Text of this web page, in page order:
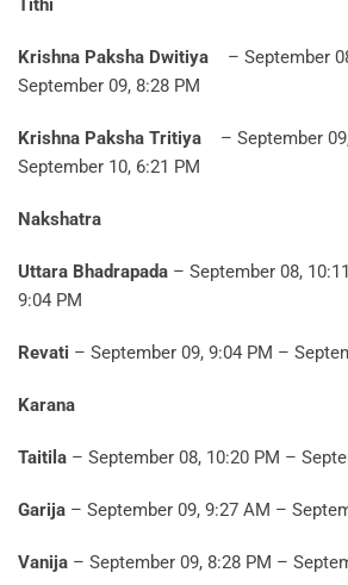
Tithi
Krishna Paksha Dwitiya
– September
September 09, 8:28 PM
Krishna Paksha Tritiya
– September
September 10, 6:21 PM
Nakshatra
Uttara Bhadrapada – September 08,
9:04 PM
Revati – September 09, 9:04 PM –
Karana
Taitila – September 08, 10:20 PM –
Garija – September 09, 9:27 AM –
Vanija – September 09, 8:28 PM –